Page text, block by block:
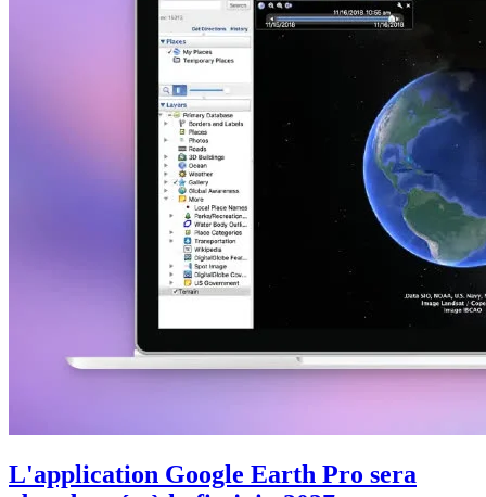
L'application Google Earth Pro sera